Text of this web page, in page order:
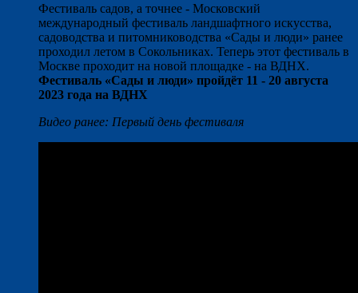
Фестиваль садов, а точнее - Московский
международный фестиваль ландшафтного искусства,
садоводства и питомниководства «Сады и люди» ранее
проходил летом в Сокольниках. Теперь этот фестиваль в
Москве проходит на новой площадке - на ВДНХ.
Фестиваль «Сады и люди» пройдёт 11 - 20 августа
2023 года на ВДНХ
Видео ранее: Первый день фестиваля